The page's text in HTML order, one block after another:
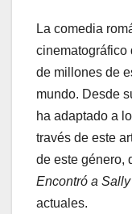
La comedia
cinematográfico
de millones de
mundo. Desde
ha adaptado a
través de este
de este género,
Encontró a Sally
actuales.